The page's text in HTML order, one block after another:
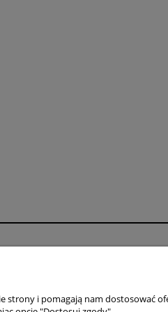
Czas i koszty dostawy
strony i pomagają nam dostosować